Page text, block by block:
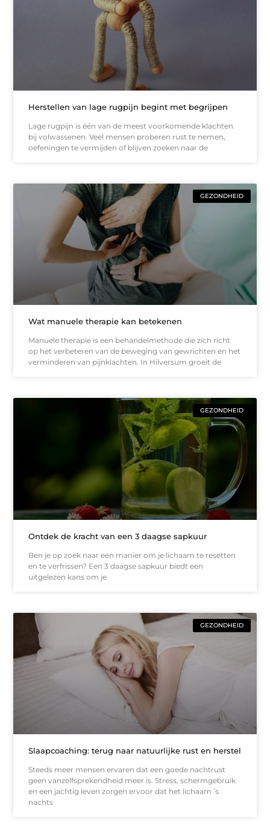
Herstellen van lage rugpijn begint met begrijpen
Lage rugpijn is één van de meest voorkomende klachten
bij volwassenen. Veel mensen proberen rust te nemen,
oefeningen te vermijden of blijven zoeken naar de
GEZONDHEID
Wat manuele therapie kan betekenen
Manuele therapie is een behandelmethode die zich richt
op het verbeteren van de beweging van gewrichten en het
verminderen van pijnklachten. In Hilversum groeit de
GEZONDHEID
Ontdek de kracht van een 3 daagse sapkuur
Ben je op zoek naar een manier om je lichaam te resetten
en te verfrissen? Een 3 daagse sapkuur biedt een
uitgelezen kans om je
GEZONDHEID
Slaapcoaching: terug naar natuurlijke rust en herstel
Steeds meer mensen ervaren dat een goede nachtrust
geen vanzelfsprekendheid meer is. Stress, schermgebruik
en een jachtig leven zorgen ervoor dat het lichaam ’s
nachts